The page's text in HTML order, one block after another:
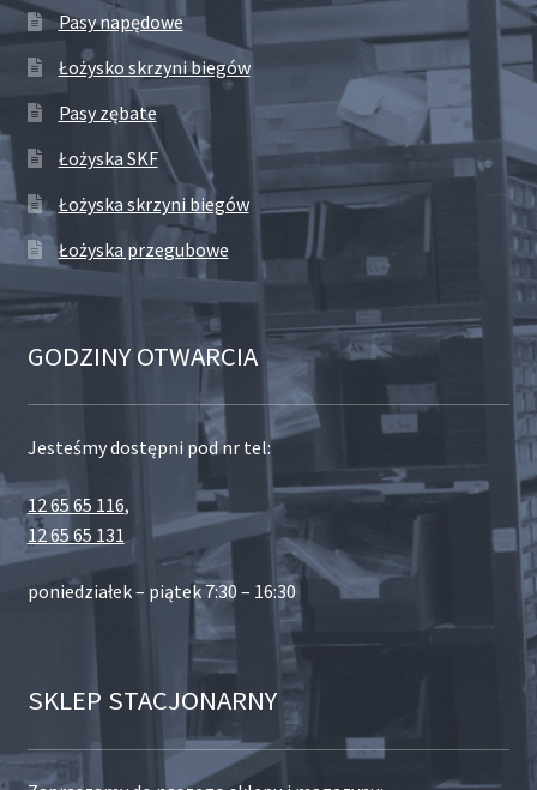
Pasy napędowe
Łożysko skrzyni biegów
Pasy zębate
Łożyska SKF
Łożyska skrzyni biegów
Łożyska przegubowe
GODZINY OTWARCIA
Jesteśmy dostępni pod nr tel:
12 65 65 116,
12 65 65 131
poniedziałek – piątek 7:30 – 16:30
SKLEP STACJONARNY